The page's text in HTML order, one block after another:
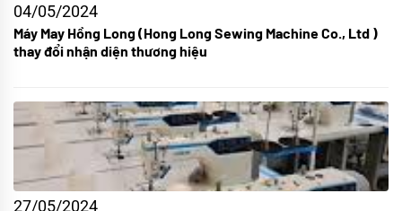
04/05/2024
Máy May Hồng Long (Hong Long Sewing Machine Co., Ltd )
thay đổi nhận diện thương hiệu
27/05/2024